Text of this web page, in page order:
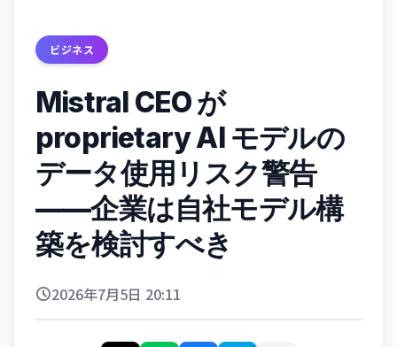
ビジネス
Mistral CEO が
proprietary AI モデルの
データ使用リスク警告
——企業は自社モデル構
築を検討すべき
2026年7月5日 20:11